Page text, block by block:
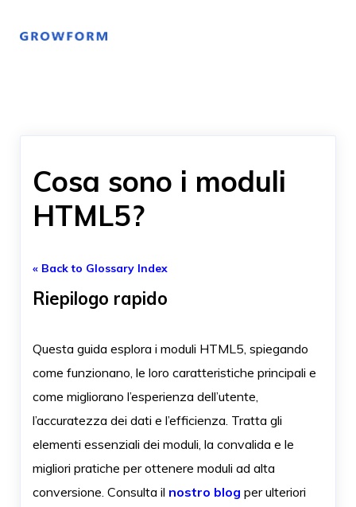
Cosa sono i moduli
HTML5?
« Back to Glossary Index
Riepilogo rapido
Questa guida esplora i moduli HTML5, spiegando
come funzionano, le loro caratteristiche principali e
come migliorano l’esperienza dell’utente,
l’accuratezza dei dati e l’efficienza. Tratta gli
elementi essenziali dei moduli, la convalida e le
migliori pratiche per ottenere moduli ad alta
conversione. Consulta il nostro blog per ulteriori